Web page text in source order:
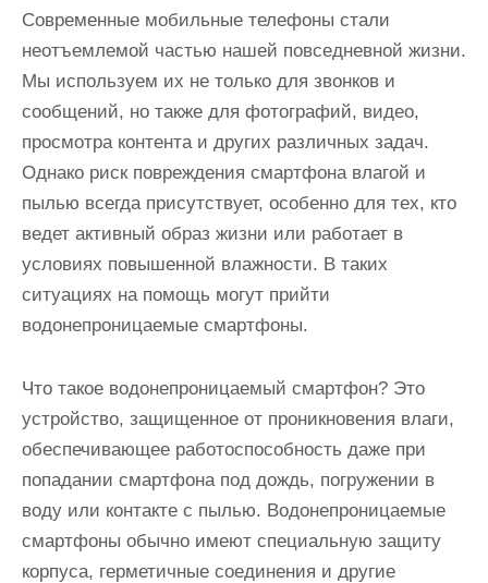
Современные мобильные телефоны стали
неотъемлемой частью нашей повседневной жизни.
Мы используем их не только для звонков и
сообщений, но также для фотографий, видео,
просмотра контента и других различных задач.
Однако риск повреждения смартфона влагой и
пылью всегда присутствует, особенно для тех, кто
ведет активный образ жизни или работает в
условиях повышенной влажности. В таких
ситуациях на помощь могут прийти
водонепроницаемые смартфоны.
Что такое водонепроницаемый смартфон? Это
устройство, защищенное от проникновения влаги,
обеспечивающее работоспособность даже при
попадании смартфона под дождь, погружении в
воду или контакте с пылью. Водонепроницаемые
смартфоны обычно имеют специальную защиту
корпуса, герметичные соединения и другие